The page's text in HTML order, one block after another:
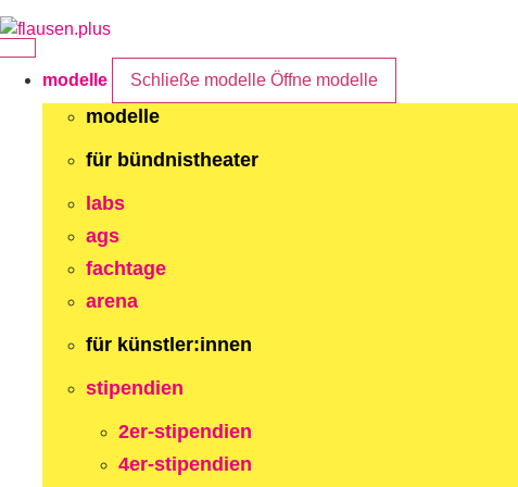
Zum
Inhalt
springenmodelle Schließe modelle Öffne modelle
modelle
für bündnistheater
labs
ags
fachtage
arena
für künstler:innen
stipendien
2er-stipendien
4er-stipendien